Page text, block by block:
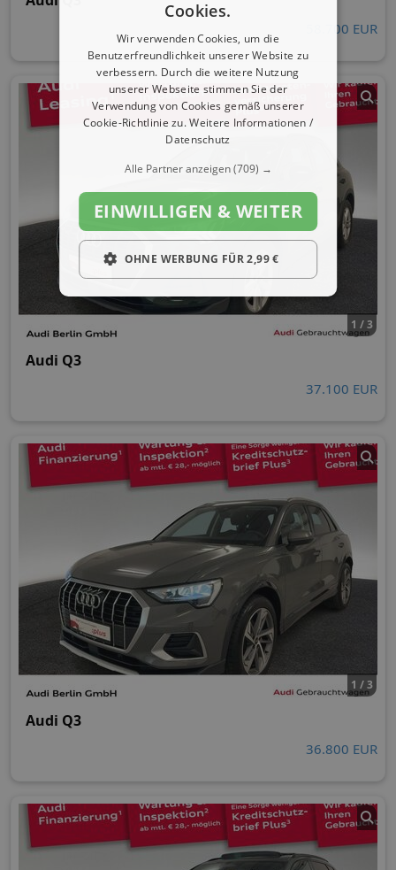
58.700 EUR
1 / 3
Audi Q3
37.100 EUR
1 / 3
Audi Q3
36.800 EUR
Cookies.
Wir verwenden Cookies, um die
Benutzerfreundlichkeit unserer Website zu
verbessern. Durch die weitere Nutzung
unserer Webseite stimmen Sie der
Verwendung von Cookies gemäß unserer
Cookie-Richtlinie zu.Weitere Informationen /
Datenschutz
Alle Partner anzeigen(709) →
EINWILLIGEN & WEITER
OHNE WERBUNG FÜR 2,99 €